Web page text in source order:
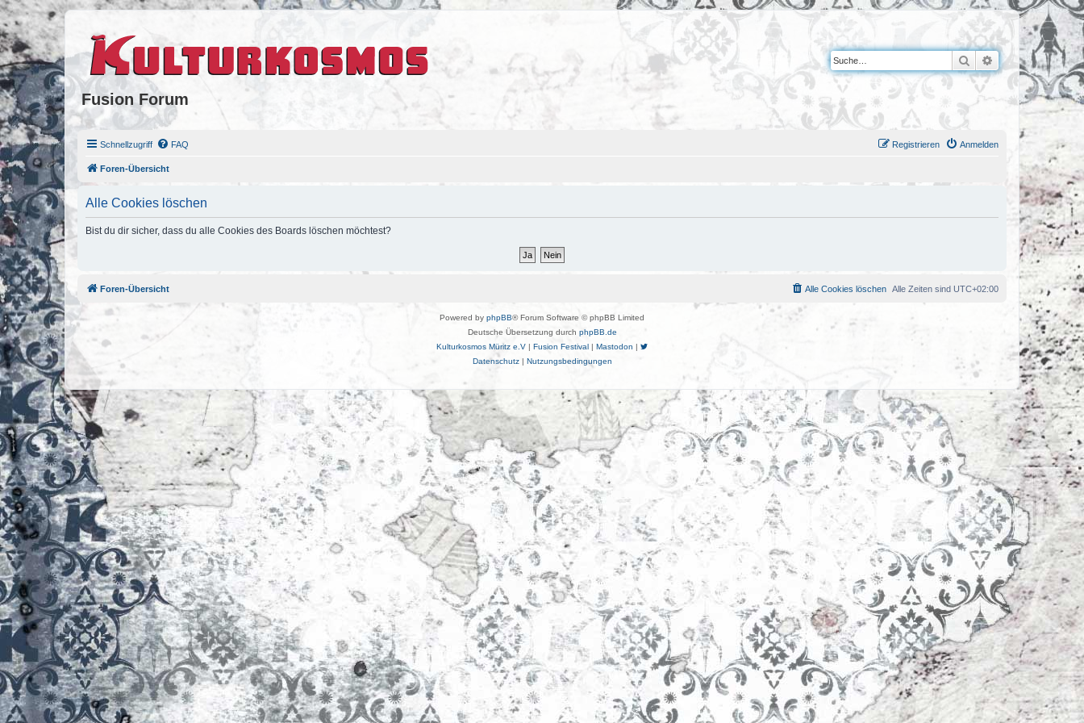
Fusion Forum
Suche Erweiterte Suche
Schnellzugriff FAQ Anmelden
Registrieren
Foren-Übersicht
Alle Cookies löschen
Bist du dir sicher, dass du alle Cookies des Boards löschen möchtest?
Foren-Übersicht Alle Zeiten sind UTC+02:00
Alle Cookies löschen
Powered by phpBB® Forum Software © phpBB Limited
Deutsche Übersetzung durch phpBB.de
Kulturkosmos Müritz e.V | Fusion Festival | Mastodon |
Datenschutz| Nutzungsbedingungen